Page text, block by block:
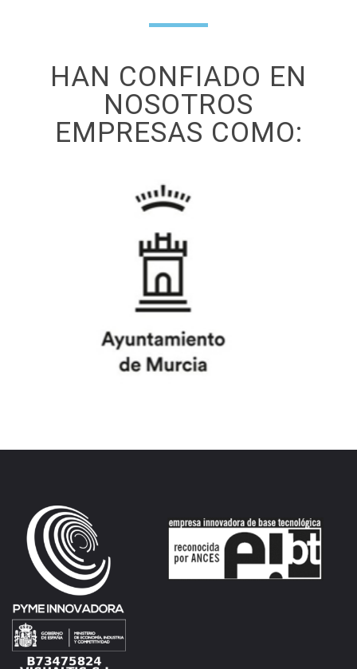
HAN CONFIADO EN
NOSOTROS
EMPRESAS COMO: